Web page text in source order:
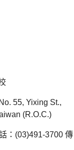
55, Yixing St.,
(R.O.C.)
：(03)491-3700 傳